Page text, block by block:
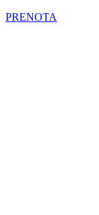
PRENOTA